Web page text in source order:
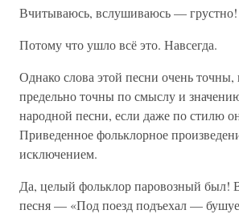
Вчитываюсь, вслушиваюсь — грустно!
Потому что ушло всё это. Навсегда.
Однако слова этой песни очень точны,
предельно точны по смыслу и
народной песни, если даже по стилю
Приведенное фольклорное
исключением.
Да, целый фольклор паровозный был!
песня — «Под поезд подъехал —